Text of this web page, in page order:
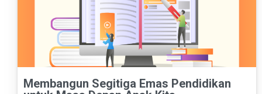
Membangun Segitiga Emas Pendidikan